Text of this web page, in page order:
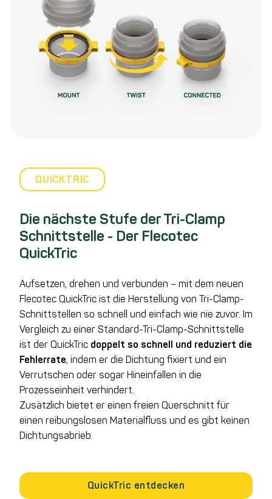
QUICKTRIC
Die nächste Stufe der Tri-Clamp
Schnittstelle - Der Flecotec
QuickTric
Aufsetzen, drehen und verbunden – mit dem neuen
Flecotec QuickTric ist die Herstellung von Tri-Clamp-
Schnittstellen so schnell und einfach wie nie zuvor. Im
Vergleich zu einer Standard-Tri-Clamp-Schnittstelle
ist der QuickTric doppelt so schnell und reduziert die
Fehlerrate, indem er die Dichtung fixiert und ein
Verrutschen oder sogar Hineinfallen in die
Prozesseinheit verhindert.
Zusätzlich bietet er einen freien Querschnitt für
einen reibungslosen Materialfluss und es gibt keinen
Dichtungsabrieb.
QuickTric entdecken